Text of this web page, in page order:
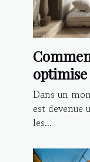
optimise
Dans un
est devenue
les...